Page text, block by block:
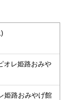
オレ姫路おみや
姫路おみやげ館